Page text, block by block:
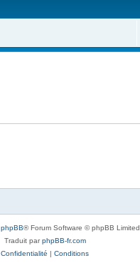
phpBB® Forum Software © phpBB Limited
Traduit parphpBB-fr.com
Confidentialité | Conditions